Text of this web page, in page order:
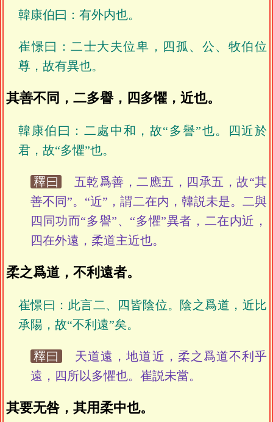
韓康伯曰：有外内也。
崔憬曰：二士大夫位卑，四孤、公、牧伯位
尊，故有異也。
其善不同，二多譽，四多懼，近也。
韓康伯曰：二處中和，故“多譽”也。四近於
君，故“多懼”也。
釋曰
五乾爲善，二應五，四承五，故“其
善不同”。“近”，謂二在内，韓説未是。二與
四同功而“多譽”、“多懼”異者，二在内近，
四在外遠，柔道主近也。
柔之爲道，不利遠者。
崔憬曰：此言二、四皆陰位。陰之爲道，近比
承陽，故“不利遠”矣。
釋曰
天道遠，地道近，柔之爲道不利乎
遠，四所以多懼也。崔説未當。
其要无咎，其用柔中也。